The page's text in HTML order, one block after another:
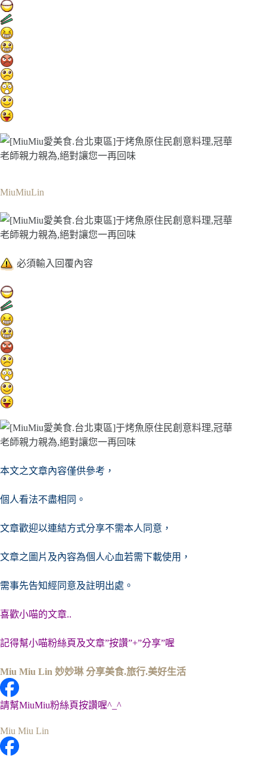
MiuMiuLin
必須輸入回覆內容
本文之文章內容僅供參考，
個人看法不盡相同。
文章歡迎以連結方式分享不需本人同意，
文章之圖片及內容為個人心血若需下載使用，
需事先告知經同意及註明出處。
喜歡小喵的文章..
記得幫小喵粉絲頁及文章”按讚”+”分享”喔
Miu Miu Lin 妙妙琳 分享美食.旅行.美好生活
請幫MiuMiu粉絲頁按讚喔^_^
Miu Miu Lin